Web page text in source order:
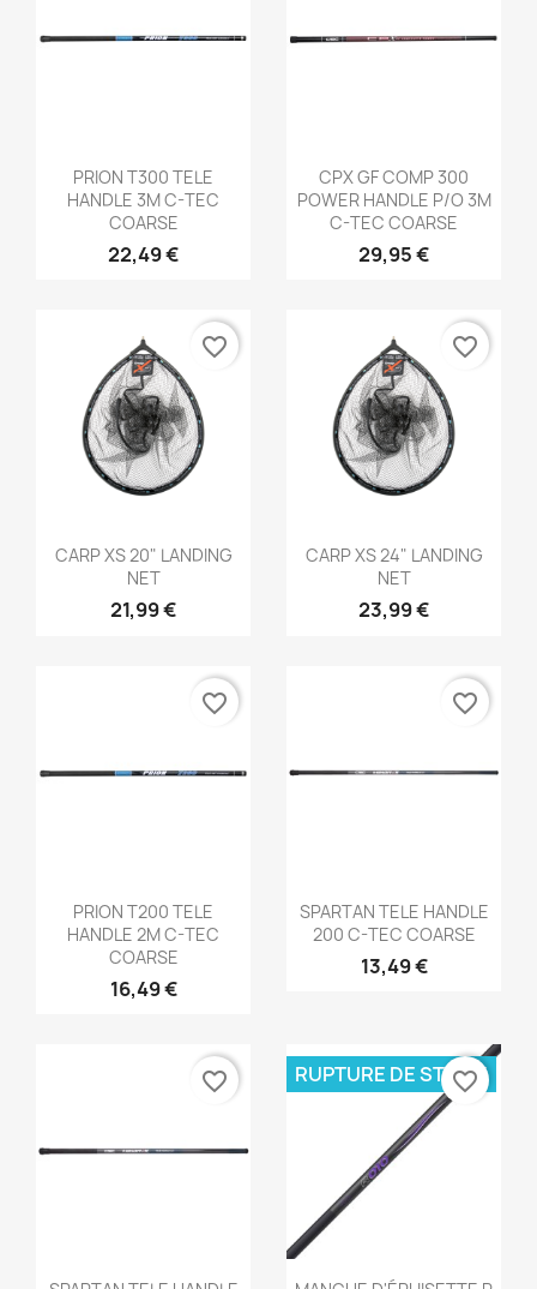
Aperçu rapide
PRION T300 TELE
HANDLE 3M C-TEC
COARSE
22,49 €
Aperçu rapide
CPX GF COMP 300
POWER HANDLE P/O 3M
C-TEC COARSE
29,95 €
Aperçu rapide
CARP XS 20" LANDING
NET
21,99 €
favorite_border
Aperçu rapide
CARP XS 24" LANDING
NET
23,99 €
favorite_border
Aperçu rapide
PRION T200 TELE
HANDLE 2M C-TEC
COARSE
16,49 €
favorite_border
Aperçu rapide
SPARTAN TELE HANDLE
200 C-TEC COARSE
13,49 €
favorite_border
Aperçu rapide
favorite_border
Aperçu rapide
RUPTURE DE STOCK
favorite_border